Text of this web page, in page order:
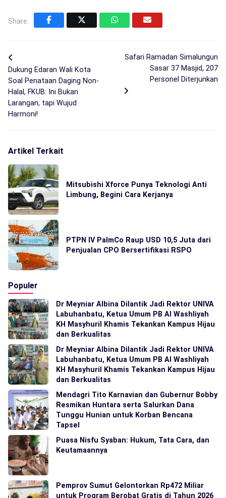
Share:
Dukung Edaran Wali Kota
Soal Penataan Daging Non-
Halal, FKUB: Ini Bukan
Larangan, tapi Wujud
Harmoni!
Safari Ramadan Simalungun
Sasar 37 Masjid, 207
Personel Diterjunkan
Artikel Terkait
Mitsubishi Xforce Punya Teknologi Anti
Limbung, Begini Cara Kerjanya
PTPN IV PalmCo Raup USD 10,5 Juta dari
Penjualan CPO Bersertifikasi RSPO
Populer
Dr Meyniar Albina Dilantik Jadi Rektor UNIVA
Labuhanbatu, Ketua Umum PB Al Washliyah
KH Masyhuril Khamis Tekankan Kampus Hijau
dan Berkualitas
Dr Meyniar Albina Dilantik Jadi Rektor UNIVA
Labuhanbatu, Ketua Umum PB Al Washliyah
KH Masyhuril Khamis Tekankan Kampus Hijau
dan Berkualitas
Mendagri Tito Karnavian dan Gubernur Bobby
Resmikan Huntara serta Salurkan Dana
Tunggu Hunian untuk Korban Bencana
Tapsel
Puasa Nisfu Syaban: Hukum, Tata Cara, dan
Keutamaannya
Pemprov Sumut Gelontorkan Rp472 Miliar
untuk Program Berobat Gratis di Tahun 2026